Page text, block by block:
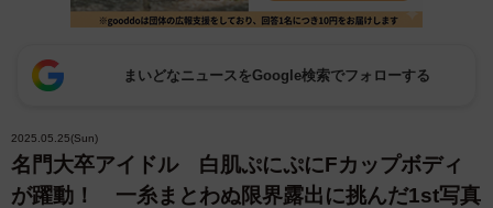
まいどなニュースをGoogle検索でフォローする
2025.05.25(Sun)
名門大卒アイドル 白肌ぷにぷにFカップボディ
が躍動！ 一糸まとわぬ限界露出に挑んだ1st写真